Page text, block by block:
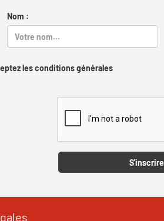
Nom :
les conditions générales
S'inscrire